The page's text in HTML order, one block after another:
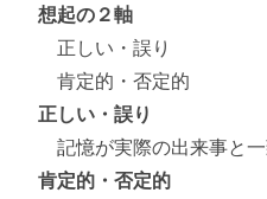
想起の２軸
正しい・誤り
肯定的・否定的
正しい・誤り
記憶が実際の出来事と一
肯定的・否定的